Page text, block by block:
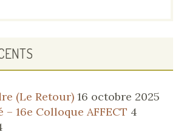
(Le Retour) 16 octobre 2025
16e Colloque AFFECT 4